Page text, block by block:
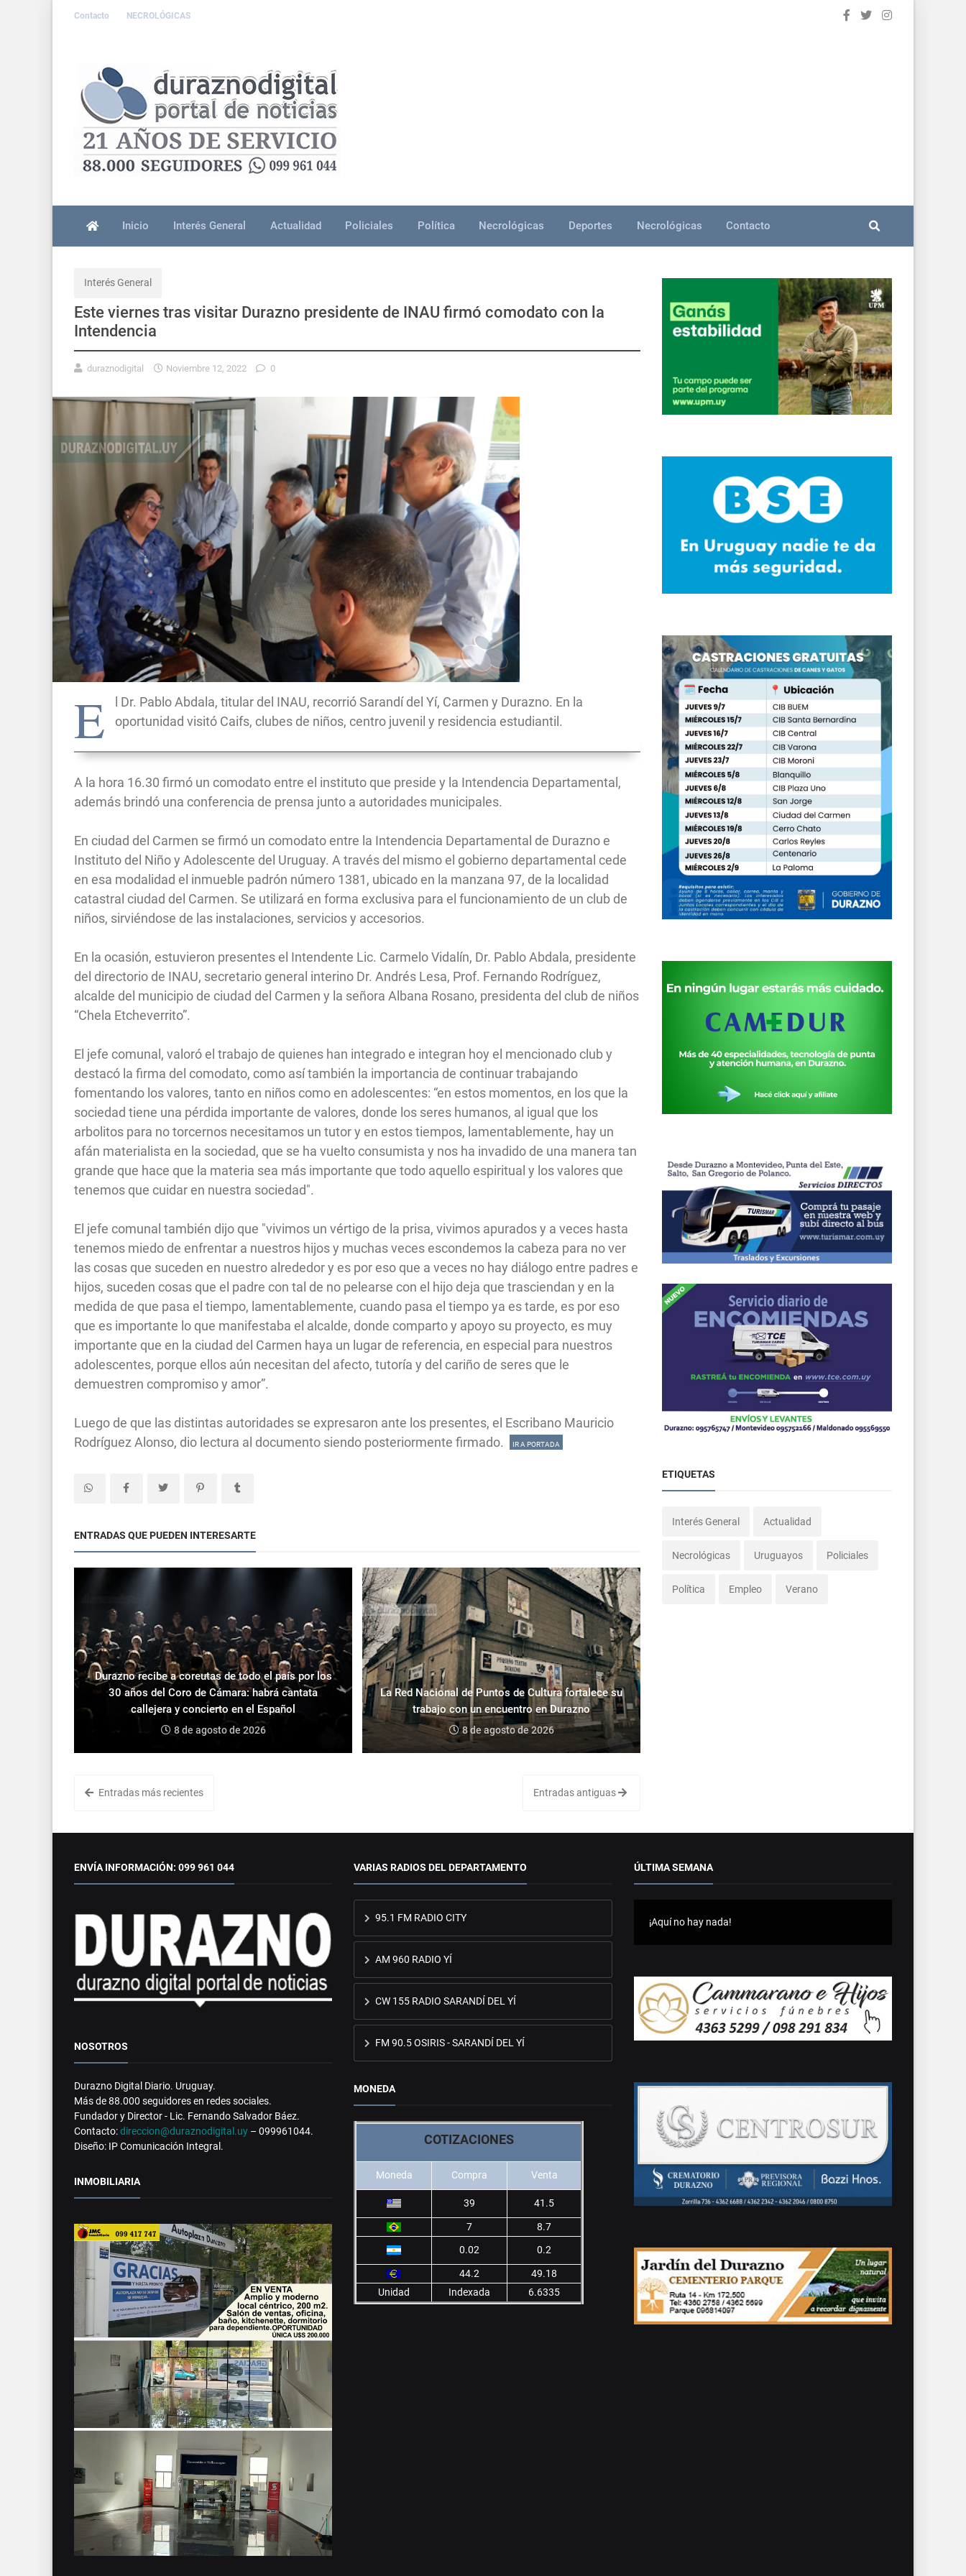
Contacto NECROLÓGICAS
Inicio Interés General Actualidad Policiales Política Necrológicas Deportes Necrológicas Contacto
Interés General
Este viernes tras visitar Durazno presidente de INAU firmó comodato con la
Intendencia
duraznodigital Noviembre 12, 2022 0
E
l Dr. Pablo Abdala, titular del INAU, recorrió Sarandí del Yí, Carmen y Durazno. En la
oportunidad visitó Caifs, clubes de niños, centro juvenil y residencia estudiantil.
A la hora 16.30 firmó un comodato entre el instituto que preside y la Intendencia Departamental,
además brindó una conferencia de prensa junto a autoridades municipales.
En ciudad del Carmen se firmó un comodato entre la Intendencia Departamental de Durazno e
Instituto del Niño y Adolescente del Uruguay. A través del mismo el gobierno departamental cede
en esa modalidad el inmueble padrón número 1381, ubicado en la manzana 97, de la localidad
catastral ciudad del Carmen. Se utilizará en forma exclusiva para el funcionamiento de un club de
niños, sirviéndose de las instalaciones, servicios y accesorios.
En la ocasión, estuvieron presentes el Intendente Lic. Carmelo Vidalín, Dr. Pablo Abdala, presidente
del directorio de INAU, secretario general interino Dr. Andrés Lesa, Prof. Fernando Rodríguez,
alcalde del municipio de ciudad del Carmen y la señora Albana Rosano, presidenta del club de niños
“Chela Etcheverrito”.
El jefe comunal, valoró el trabajo de quienes han integrado e integran hoy el mencionado club y
destacó la firma del comodato, como así también la importancia de continuar trabajando
fomentando los valores, tanto en niños como en adolescentes: “en estos momentos, en los que la
sociedad tiene una pérdida importante de valores, donde los seres humanos, al igual que los
arbolitos para no torcernos necesitamos un tutor y en estos tiempos, lamentablemente, hay un
afán materialista en la sociedad, que se ha vuelto consumista y nos ha invadido de una manera tan
grande que hace que la materia sea más importante que todo aquello espiritual y los valores que
tenemos que cuidar en nuestra sociedad".
El jefe comunal también dijo que "vivimos un vértigo de la prisa, vivimos apurados y a veces hasta
tenemos miedo de enfrentar a nuestros hijos y muchas veces escondemos la cabeza para no ver
las cosas que suceden en nuestro alrededor y es por eso que a veces no hay diálogo entre padres e
hijos, suceden cosas que el padre con tal de no pelearse con el hijo deja que trasciendan y en la
medida de que pasa el tiempo, lamentablemente, cuando pasa el tiempo ya es tarde, es por eso
que es importante lo que manifestaba el alcalde, donde comparto y apoyo su proyecto, es muy
importante que en la ciudad del Carmen haya un lugar de referencia, en especial para nuestros
adolescentes, porque ellos aún necesitan del afecto, tutoría y del cariño de seres que le
demuestren compromiso y amor”.
Luego de que las distintas autoridades se expresaron ante los presentes, el Escribano Mauricio
Rodríguez Alonso, dio lectura al documento siendo posteriormente firmado.
IR A PORTADA
ENTRADAS QUE PUEDEN INTERESARTE
Durazno recibe a coreutas de todo el país por los
30 años del Coro de Cámara: habrá cantata
callejera y concierto en el Español
8 de agosto de 2026
La Red Nacional de Puntos de Cultura fortalece su
trabajo con un encuentro en Durazno
8 de agosto de 2026
Entradas más recientes Entradas antiguas
ETIQUETAS
Interés General Actualidad
Necrológicas Uruguayos Policiales
Política Empleo Verano
ENVÍA INFORMACIÓN: 099 961 044
NOSOTROS
Durazno Digital Diario. Uruguay.
Más de 88.000 seguidores en redes sociales.
Fundador y Director - Lic. Fernando Salvador Báez.
Contacto:direccion@duraznodigital.uy – 099961044.
Diseño: IP Comunicación Integral.
INMOBILIARIA
VARIAS RADIOS DEL DEPARTAMENTO
95.1 FM RADIO CITY
AM 960 RADIO YÍ
CW 155 RADIO SARANDÍ DEL YÍ
FM 90.5 OSIRIS - SARANDÍ DEL YÍ
MONEDA
COTIZACIONES
Moneda Compra Venta
39 41.5
7
8.7
0.02
0.2
44.2
49.18
Unidad
Indexada 6.6335
ÚLTIMA SEMANA
¡Aquí no hay nada!